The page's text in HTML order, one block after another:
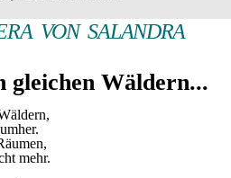
VON SALANDRA
gleichen Wäldern...
mehr.